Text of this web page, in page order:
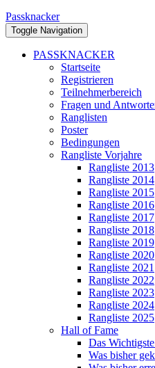
Passknacker
Toggle Navigation
PASSKNACKER
Startseite
Registrieren
Teilnehmerbereich
Fragen und
Ranglisten
Poster
Bedingungen
Rangliste Vorjahre
Rangliste 2013
Rangliste 2014
Rangliste 2015
Rangliste 2016
Rangliste 2017
Rangliste 2018
Rangliste 2019
Rangliste 2020
Rangliste 2021
Rangliste 2022
Rangliste 2023
Rangliste 2024
Rangliste 2025
Hall of Fame
Das
Was bisher